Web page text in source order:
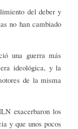
del deber y
no han cambiado
una guerra más
ideológica, y la
de la misma
exacerbaron los
y que unos pocos